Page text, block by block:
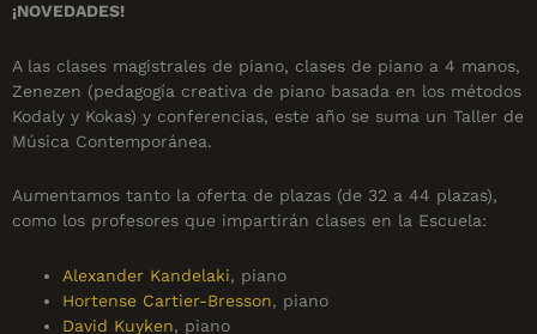
¡NOVEDADES!
A las clases magistrales de piano, clases de piano a 4 manos,
Zenezen (pedagogía creativa de piano basada en los métodos
Kodaly y Kokas) y conferencias, este año se suma un Taller de
Música Contemporánea.
Aumentamos tanto la oferta de plazas (de 32 a 44 plazas),
como los profesores que impartirán clases en la Escuela:
Alexander Kandelaki, piano
Hortense Cartier-Bresson, piano
David Kuyken, piano